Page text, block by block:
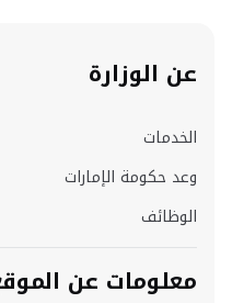
عن الوزارة
الخدمات
وعد حكومة الإمارات
الوظائف
معلومات عن